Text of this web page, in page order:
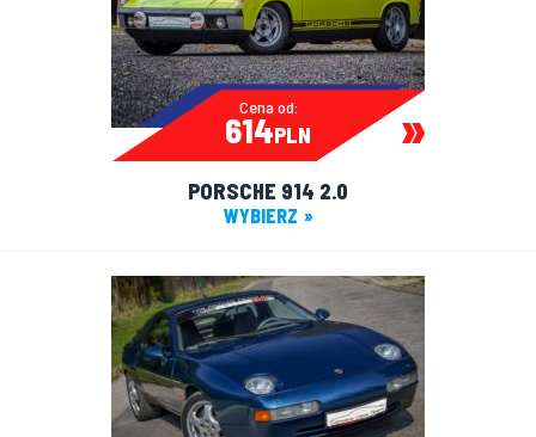
Cena od:
614PLN
PORSCHE 914 2.0
WYBIERZ